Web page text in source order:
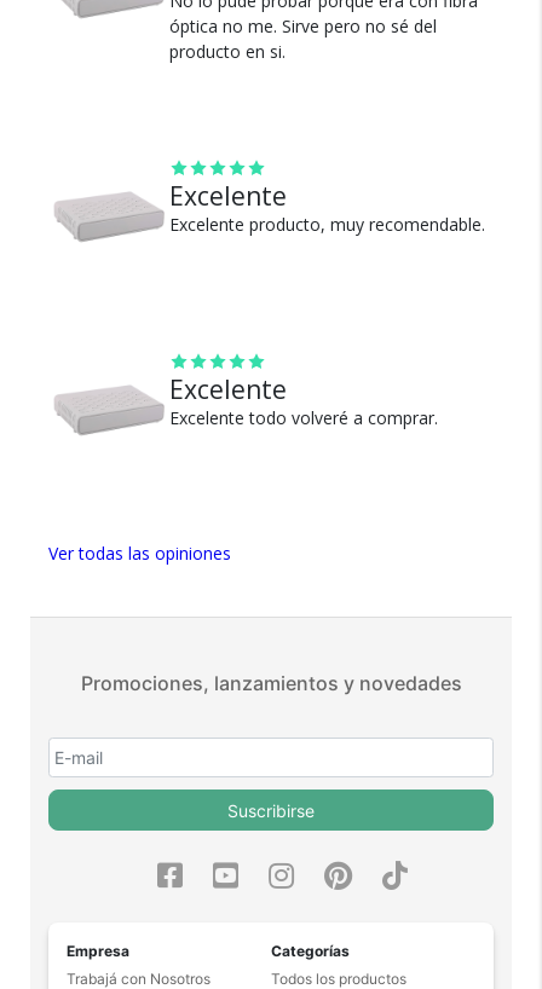
óptica no me. Sirve pero no sé del
producto en si.
Excelente
Excelente producto, muy recomendable.
Excelente
Excelente todo volveré a comprar.
Ver todas las opiniones
Cambios y Devoluciones
Te damos 30 días de prueba.
100% de calificaciones
Más de 15.000 comentarios
productos.
envíos.
nosotros.
Promociones, lanzamientos y novedades
Suscribirse
Empresa
Trabajá con Nosotros
Categorías
Todos los productos